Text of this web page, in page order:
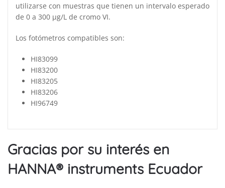
utilizarse con muestras que tienen un intervalo esperado
de 0 a 300 μg/L de cromo VI.
Los fotómetros compatibles son:
HI83099
HI83200
HI83205
HI83206
HI96749
Gracias por su interés en
HANNA® instruments Ecuador